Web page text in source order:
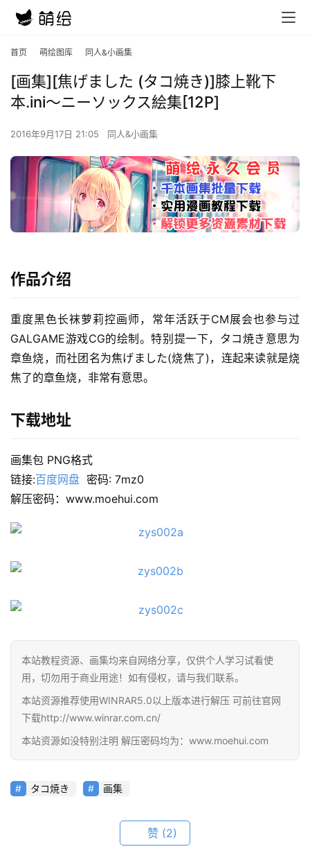
首
页
在
程
会
员
资
公
首页 萌绘图库 同人&小画集
[画集][焦げました (タコ焼き)]膝上靴下
本.ini～ニーソックス絵集[12P]
2016年9月17日 21:05 同人&小画集
作品介绍
重度黑色长袜萝莉控画师，常年活跃于CM展会也参与过
GALGAME游戏CG的绘制。特别提一下，タコ焼き意思为
章鱼烧，而社团名为焦げました(烧焦了)，连起来读就是烧
焦了的章鱼烧，非常有意思。
下载地址
画集包 PNG格式
链接:百度网盘 密码: 7mz0
解压密码：www.moehui.com
本站教程资源、画集均来自网络分享，仅供个人学习试看使
用，切勿用于商业用途！如有侵权，请与我们联系。
本站资源推荐使用WINRAR5.0以上版本进行解压 可前往官网
下载http://www.winrar.com.cn/
本站资源如没特别注明 解压密码均为：www.moehui.com
タコ焼き 画集
赞 (2)